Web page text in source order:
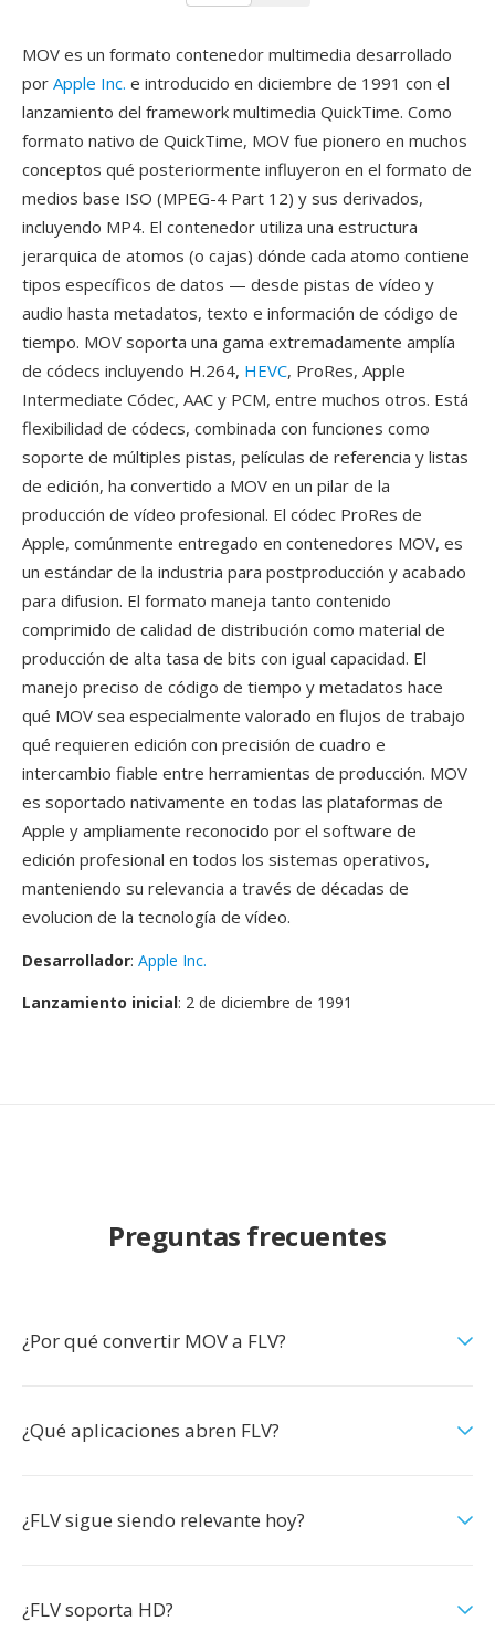
MOV es un formato contenedor multimedia desarrollado
por Apple Inc. e introducido en diciembre de 1991 con el
lanzamiento del framework multimedia QuickTime. Como
formato nativo de QuickTime, MOV fue pionero en muchos
conceptos qué posteriormente influyeron en el formato de
medios base ISO (MPEG-4 Part 12) y sus derivados,
incluyendo MP4. El contenedor utiliza una estructura
jerarquica de atomos (o cajas) dónde cada atomo contiene
tipos específicos de datos — desde pistas de vídeo y
audio hasta metadatos, texto e información de código de
tiempo. MOV soporta una gama extremadamente amplía
de códecs incluyendo H.264, HEVC, ProRes, Apple
Intermediate Códec, AAC y PCM, entre muchos otros. Está
flexibilidad de códecs, combinada con funciones como
soporte de múltiples pistas, películas de referencia y listas
de edición, ha convertido a MOV en un pilar de la
producción de vídeo profesional. El códec ProRes de
Apple, comúnmente entregado en contenedores MOV, es
un estándar de la industria para postproducción y acabado
para difusion. El formato maneja tanto contenido
comprimido de calidad de distribución como material de
producción de alta tasa de bits con igual capacidad. El
manejo preciso de código de tiempo y metadatos hace
qué MOV sea especialmente valorado en flujos de trabajo
qué requieren edición con precisión de cuadro e
intercambio fiable entre herramientas de producción. MOV
es soportado nativamente en todas las plataformas de
Apple y ampliamente reconocido por el software de
edición profesional en todos los sistemas operativos,
manteniendo su relevancia a través de décadas de
evolucion de la tecnología de vídeo.
Desarrollador: Apple Inc.
Lanzamiento inicial: 2 de diciembre de 1991
Preguntas frecuentes
¿Por qué convertir MOV a FLV?
¿Qué aplicaciones abren FLV?
¿FLV sigue siendo relevante hoy?
¿FLV soporta HD?